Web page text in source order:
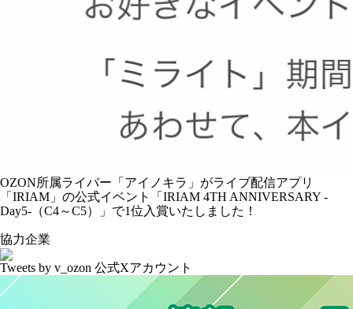
OZON所属ライバー「 アイノキラ 」がライブ配信アプリ
「IRIAM」の公式イベント「IRIAM 4TH ANNIVERSARY -
Day5-（C4～C5）」で1位入賞いたしました！
協力企業
Tweets by v_ozon 公式Xアカウント